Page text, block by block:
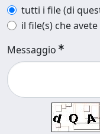
tutti i file (di
il file(s) che
Messaggio